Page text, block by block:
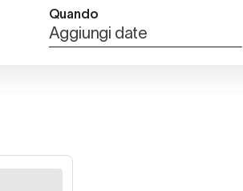
Quando
Aggiungi date